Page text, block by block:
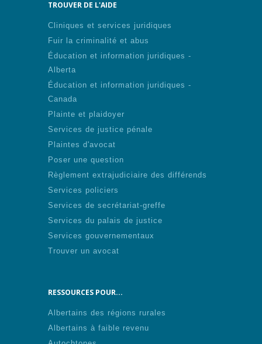
TROUVER DE L'AIDE
Cliniques et services juridiques
Fuir la criminalité et abus
Éducation et information juridiques -
Alberta
Éducation et information juridiques -
Canada
Plainte et plaidoyer
Services de justice pénale
Plaintes d'avocat
Poser une question
Règlement extrajudiciaire des différends
Services policiers
Services de secrétariat-greffe
Services du palais de justice
Services gouvernementaux
Trouver un avocat
RESSOURCES POUR...
Albertains des régions rurales
Albertains à faible revenu